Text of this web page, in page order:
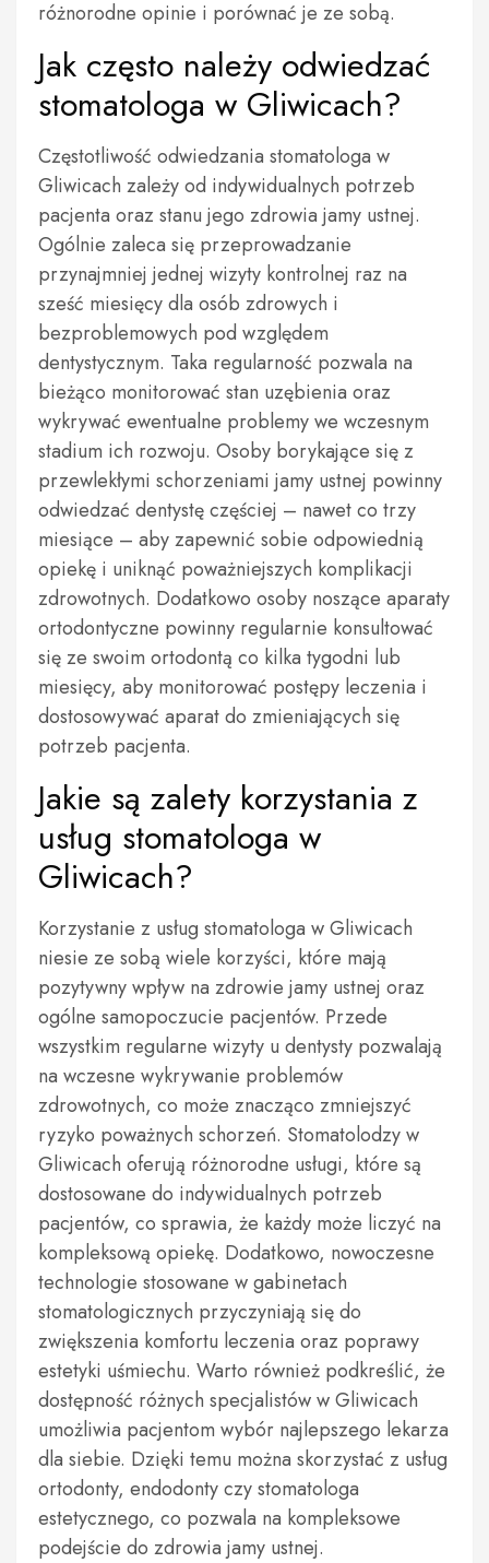
różnorodne opinie i porównać je ze sobą.
Jak często należy odwiedzać
stomatologa w Gliwicach?
Częstotliwość odwiedzania stomatologa w
Gliwicach zależy od indywidualnych potrzeb
pacjenta oraz stanu jego zdrowia jamy ustnej.
Ogólnie zaleca się przeprowadzanie
przynajmniej jednej wizyty kontrolnej raz na
sześć miesięcy dla osób zdrowych i
bezproblemowych pod względem
dentystycznym. Taka regularność pozwala na
bieżąco monitorować stan uzębienia oraz
wykrywać ewentualne problemy we wczesnym
stadium ich rozwoju. Osoby borykające się z
przewlekłymi schorzeniami jamy ustnej powinny
odwiedzać dentystę częściej – nawet co trzy
miesiące – aby zapewnić sobie odpowiednią
opiekę i uniknąć poważniejszych komplikacji
zdrowotnych. Dodatkowo osoby noszące aparaty
ortodontyczne powinny regularnie konsultować
się ze swoim ortodontą co kilka tygodni lub
miesięcy, aby monitorować postępy leczenia i
dostosowywać aparat do zmieniających się
potrzeb pacjenta.
Jakie są zalety korzystania z
usług stomatologa w
Gliwicach?
Korzystanie z usług stomatologa w Gliwicach
niesie ze sobą wiele korzyści, które mają
pozytywny wpływ na zdrowie jamy ustnej oraz
ogólne samopoczucie pacjentów. Przede
wszystkim regularne wizyty u dentysty pozwalają
na wczesne wykrywanie problemów
zdrowotnych, co może znacząco zmniejszyć
ryzyko poważnych schorzeń. Stomatolodzy w
Gliwicach oferują różnorodne usługi, które są
dostosowane do indywidualnych potrzeb
pacjentów, co sprawia, że każdy może liczyć na
kompleksową opiekę. Dodatkowo, nowoczesne
technologie stosowane w gabinetach
stomatologicznych przyczyniają się do
zwiększenia komfortu leczenia oraz poprawy
estetyki uśmiechu. Warto również podkreślić, że
dostępność różnych specjalistów w Gliwicach
umożliwia pacjentom wybór najlepszego lekarza
dla siebie. Dzięki temu można skorzystać z usług
ortodonty, endodonty czy stomatologa
estetycznego, co pozwala na kompleksowe
podejście do zdrowia jamy ustnej.